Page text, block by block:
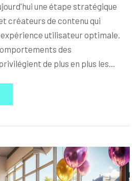
une étape stratégique
créateurs de contenu qui
utilisateur optimale.
des
de plus en plus les…